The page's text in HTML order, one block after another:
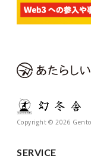
Copyright © 2026
SERVICE